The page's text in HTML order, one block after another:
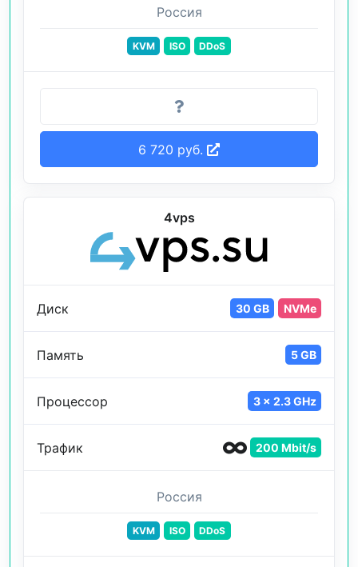
Россия
KVM ISO DDoS
6 720 руб.
4vps
Диск 30 GB NVMe
Память 5 GB
Процессор 3 x 2.3 GHz
Трафик 200 Mbit/s
Россия
KVM ISO DDoS